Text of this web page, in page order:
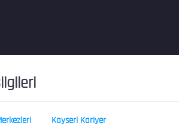
Kayseri Kariyer